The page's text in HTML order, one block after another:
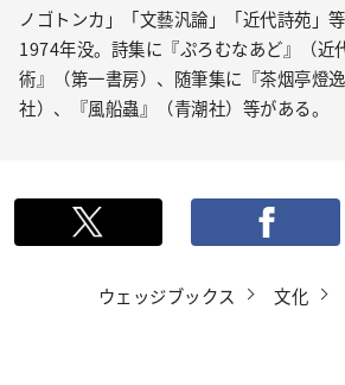
ノゴトンカ」「文藝汎論」「近代詩苑」
1974年没。詩集に『ぷろむなあど』（近
術』（第一書房）、随筆集に『茶烟亭燈
社）、『風船蟲』（青潮社）等がある。
ポ
ウェッジブックス 文化